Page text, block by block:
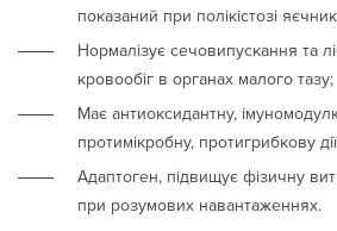
показаний при полікістозі
Нормалізує сечовипускання та
кровообіг в органах малого тазу;
Має антиоксидантну,
протимікробну, протигрибкову
Адаптоген, підвищує фізичну
при розумових навантаженнях.